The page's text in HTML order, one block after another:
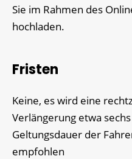
Sie im Rahmen des
hochladen.
Fristen
Keine, es wird eine
Verlängerung etwa
Geltungsdauer der
empfohlen